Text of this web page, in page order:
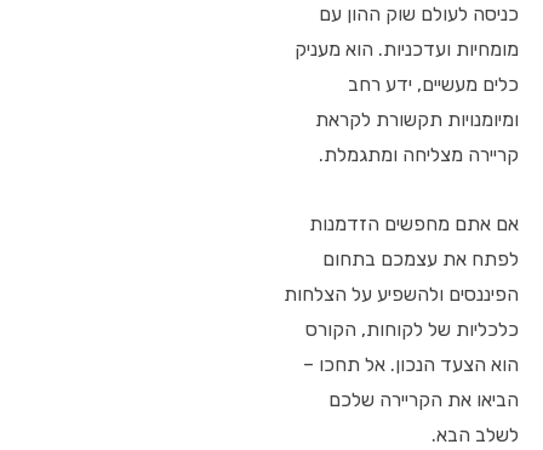
כניסה לעולם שוק ההון עם
מומחיות ועדכניות. הוא מעניק
כלים מעשיים, ידע רחב
ומיומנויות תקשורת לקראת
קריירה מצליחה ומתגמלת.
אם אתם מחפשים הזדמנות
לפתח את עצמכם בתחום
הפיננסים ולהשפיע על הצלחות
כלכליות של לקוחות, הקורס
הוא הצעד הנכון. אל תחכו –
הביאו את הקריירה שלכם
לשלב הבא.